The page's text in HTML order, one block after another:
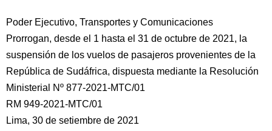
Poder Ejecutivo, Transportes y Comunicaciones
Prorrogan, desde el 1 hasta el 31 de octubre de 2021, la
suspensión de los vuelos de pasajeros provenientes de la
República de Sudáfrica, dispuesta mediante la Resolución
Ministerial Nº 877-2021-MTC/01
RM 949-2021-MTC/01
Lima, 30 de setiembre de 2021